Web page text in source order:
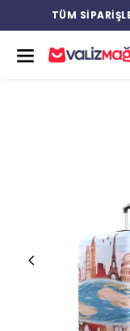
TÜM